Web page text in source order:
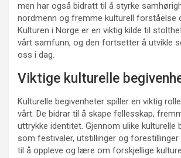
men har også bidratt til å styrke
nordmenn og fremme kulturell forståelse
Kulturen i Norge er en viktig kilde til
vårt samfunn, og den fortsetter å utvikle
oss i dag.
Viktige kulturelle
Kulturelle begivenheter spiller en viktig
vårt. De bidrar til å skape fellesskap,
uttrykke identitet. Gjennom ulike kulturelle
som festivaler, utstillinger og forestillinger
til å oppleve og lære om forskjellige